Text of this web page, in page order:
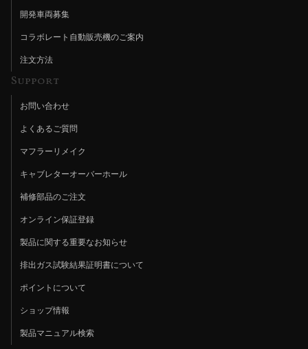
開発車両募集
コラボレート自動販売機のご案内
注文方法
Support
お問い合わせ
よくあるご質問
マフラーリメイク
キャブレターオーバーホール
補修部品のご注文
オンライン保証登録
製品に関する重要なお知らせ
排出ガス試験結果証明書について
ポイントについて
ショップ情報
製品マニュアル検索